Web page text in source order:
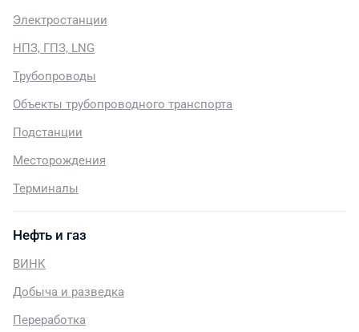
Электростанции
НПЗ, ГПЗ, LNG
Трубопроводы
Объекты трубопроводного транспорта
Подстанции
Месторождения
Терминалы
Нефть и газ
ВИНК
Добыча и разведка
Переработка